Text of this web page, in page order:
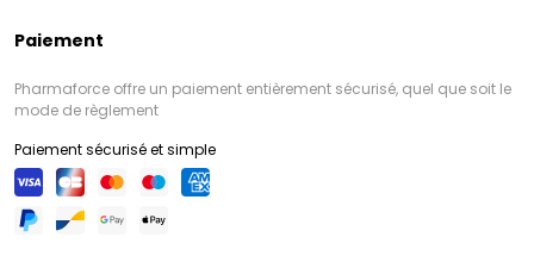
Paiement
Pharmaforce offre un paiement entièrement sécurisé, quel que soit le
mode de règlement
Paiement sécurisé et simple